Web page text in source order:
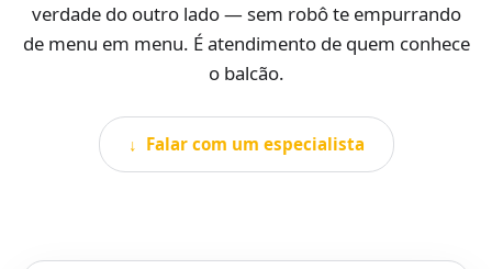
verdade do outro lado — sem robô te empurrando
de menu em menu. É atendimento de quem conhece
o balcão.
↓ Falar com um especialista